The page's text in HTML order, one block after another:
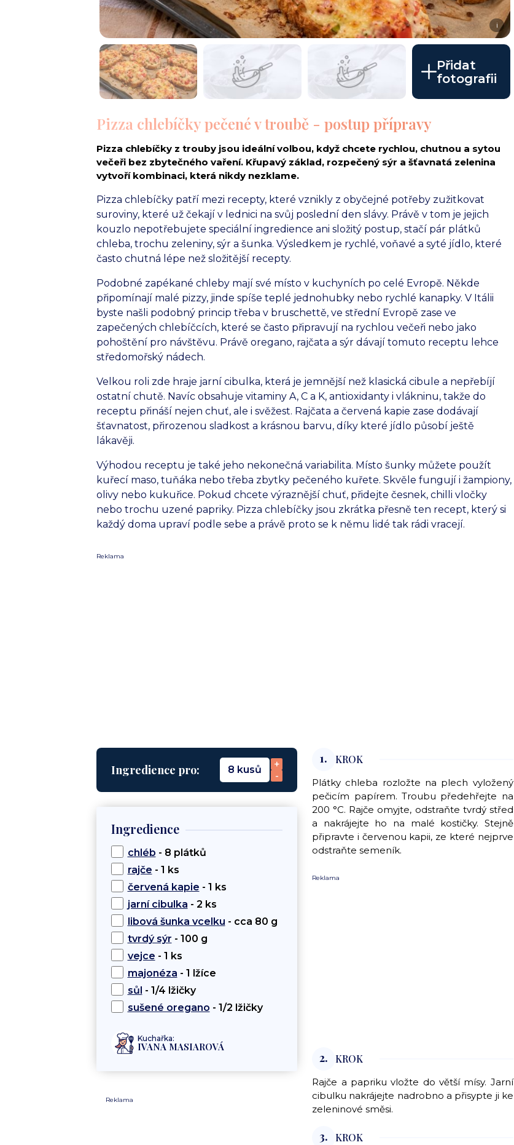
i
Přidat
fotografii
Pizza chlebíčky pečené v troubě - postup přípravy
Pizza chlebíčky z trouby jsou ideální volbou, když chcete rychlou, chutnou a sytou
večeři bez zbytečného vaření. Křupavý základ, rozpečený sýr a šťavnatá zelenina
vytvoří kombinaci, která nikdy nezklame.
Pizza chlebíčky patří mezi recepty, které vznikly z obyčejné potřeby zužitkovat
suroviny, které už čekají v lednici na svůj poslední den slávy. Právě v tom je jejich
kouzlo nepotřebujete speciální ingredience ani složitý postup, stačí pár plátků
chleba, trochu zeleniny, sýr a šunka. Výsledkem je rychlé, voňavé a syté jídlo, které
často chutná lépe než složitější recepty.
Podobné zapékané chleby mají své místo v kuchyních po celé Evropě. Někde
připomínají malé pizzy, jinde spíše teplé jednohubky nebo rychlé kanapky. V Itálii
byste našli podobný princip třeba v bruschettě, ve střední Evropě zase ve
zapečených chlebíčcích, které se často připravují na rychlou večeři nebo jako
pohoštění pro návštěvu. Právě oregano, rajčata a sýr dávají tomuto receptu lehce
středomořský nádech.
Velkou roli zde hraje jarní cibulka, která je jemnější než klasická cibule a nepřebíjí
ostatní chutě. Navíc obsahuje vitaminy A, C a K, antioxidanty i vlákninu, takže do
receptu přináší nejen chuť, ale i svěžest. Rajčata a červená kapie zase dodávají
šťavnatost, přirozenou sladkost a krásnou barvu, díky které jídlo působí ještě
lákavěji.
Výhodou receptu je také jeho nekonečná variabilita. Místo šunky můžete použít
kuřecí maso, tuňáka nebo třeba zbytky pečeného kuřete. Skvěle fungují i žampiony,
olivy nebo kukuřice. Pokud chcete výraznější chuť, přidejte česnek, chilli vločky
nebo trochu uzené papriky. Pizza chlebíčky jsou zkrátka přesně ten recept, který si
každý doma upraví podle sebe a právě proto se k němu lidé tak rádi vracejí.
Reklama
Ingredience pro: 8 kusů
+
-
Ingredience
chléb - 8 plátků
rajče - 1 ks
červená kapie - 1 ks
jarní cibulka - 2 ks
libová šunka vcelku - cca 80 g
tvrdý sýr - 100 g
vejce - 1 ks
majonéza - 1 lžíce
sůl - 1/4 lžičky
sušené oregano - 1/2 lžičky
Kuchařka:
IVANA MASIAROVÁ
Reklama
1. KROK
Plátky chleba rozložte na plech vyložený
pečicím papírem. Troubu předehřejte na
200 °C. Rajče omyjte, odstraňte tvrdý střed
a nakrájejte ho na malé kostičky. Stejně
připravte i červenou kapii, ze které nejprve
odstraňte semeník.
Reklama
2. KROK
Rajče a papriku vložte do větší mísy. Jarní
cibulku nakrájejte nadrobno a přisypte ji ke
zeleninové směsi.
3. KROK